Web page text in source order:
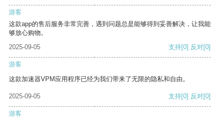
游客
这款app的售后服务非常完善，遇到问题总是能够得到妥善解决，让我能
够放心购物。
2025-09-05
支持[0] 反对[0]
游客
这款加速器VPM应用程序已经为我们带来了无限的隐私和自由。
2025-09-05 支持[0] 反对[0]
游客